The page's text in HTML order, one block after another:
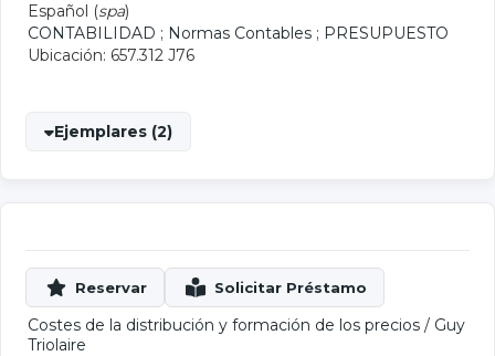
Español (spa)
CONTABILIDAD ; Normas Contables ; PRESUPUESTO
Ubicación: 657.312 J76
Ejemplares (2)
Costes de la distribución y formación de los precios / Guy
Triolaire